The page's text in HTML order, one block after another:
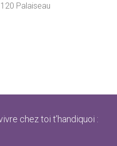
Palaiseau
chez toi t’handiquoi :